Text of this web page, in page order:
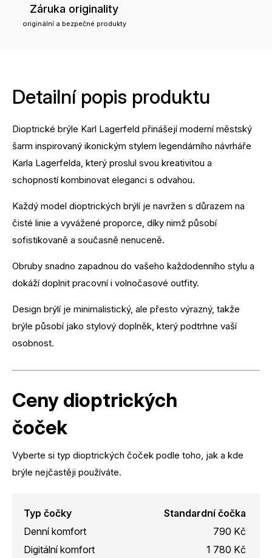
Záruka originality
originální a bezpečné produkty
Detailní popis produktu
Dioptrické brýle Karl Lagerfeld přinášejí moderní městský
šarm inspirovaný ikonickým stylem legendárního návrháře
Karla Lagerfelda, který proslul svou kreativitou a
schopností kombinovat eleganci s odvahou.
Každý model dioptrických brýlí je navržen s důrazem na
čisté linie a vyvážené proporce, díky nimž působí
sofistikovaně a současně nenuceně.
Obruby snadno zapadnou do vašeho každodenního stylu a
dokáží doplnit pracovní i volnočasové outfity.
Design brýlí je minimalistický, ale přesto výrazný, takže
brýle působí jako stylový doplněk, který podtrhne vaší
osobnost.
Ceny dioptrických
čoček
Vyberte si typ dioptrických čoček podle toho, jak a kde
brýle nejčastěji používáte.
Typ čočky
Standardní čočka
Denní komfort
790 Kč
Digitální komfort
1 780 Kč